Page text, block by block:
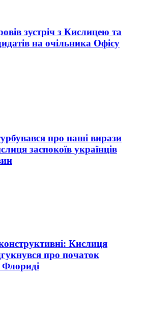
зустріч з Кислицею та
на очільника Офісу
про наші вирази
заспокоїв українців
Кислиця
про початок
Флориді